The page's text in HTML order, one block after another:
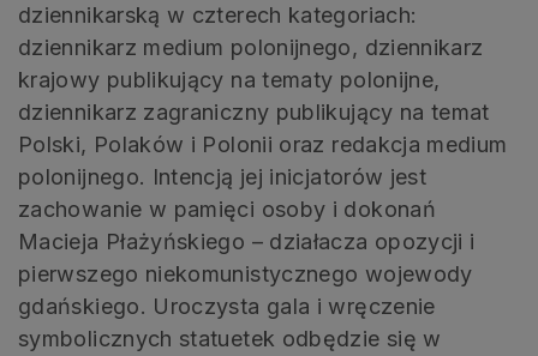
dziennikarską w czterech kategoriach:
dziennikarz medium polonijnego, dziennikarz
krajowy publikujący na tematy polonijne,
dziennikarz zagraniczny publikujący na temat
Polski, Polaków i Polonii oraz redakcja medium
polonijnego. Intencją jej inicjatorów jest
zachowanie w pamięci osoby i dokonań
Macieja Płażyńskiego – działacza opozycji i
pierwszego niekomunistycznego wojewody
gdańskiego. Uroczysta gala i wręczenie
symbolicznych statuetek odbędzie się w